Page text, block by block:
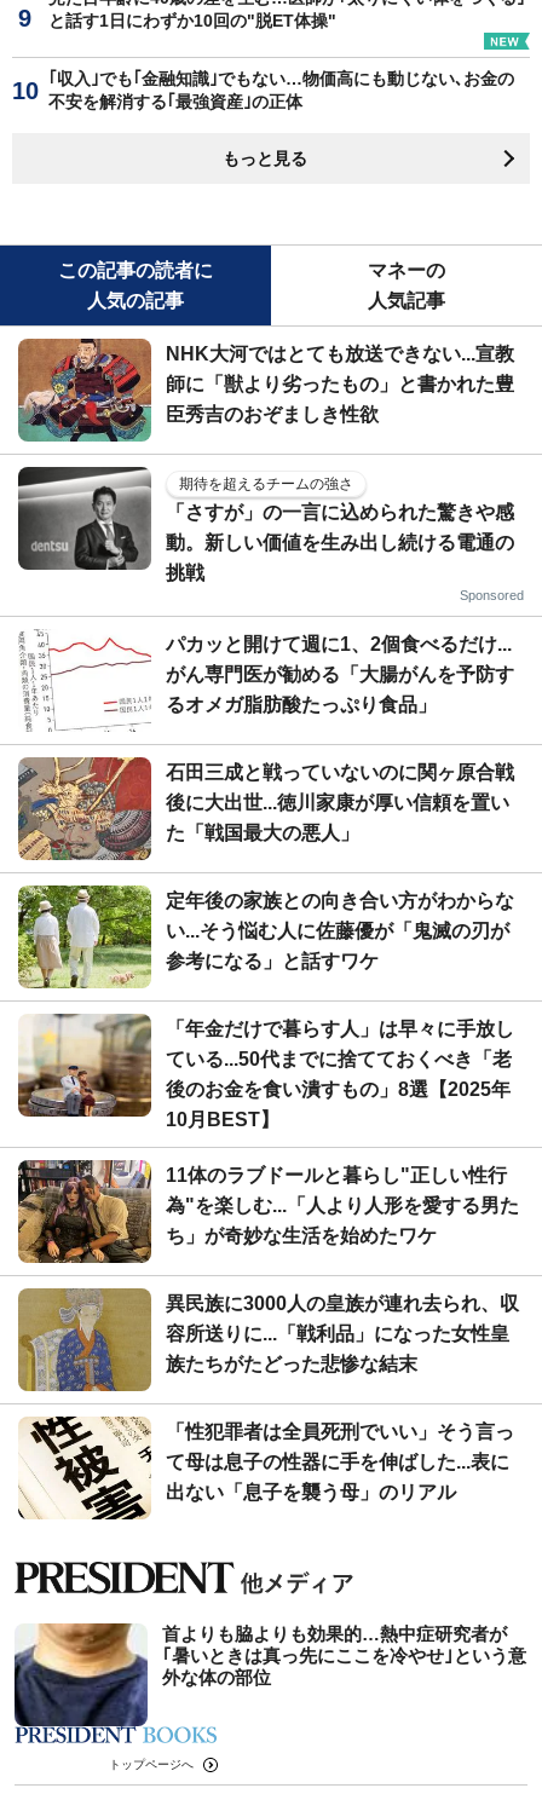
と話す1日にわずか10回の"脱ET体操"
｢収入｣でも｢金融知識｣でもない…物価高にも動じない､お金の
不安を解消する｢最強資産｣の正体
もっと見る
この記事の読者に
人気の記事
マネーの
人気記事
NHK大河ではとても放送できない...宣教
師に「獣より劣ったもの」と書かれた豊
臣秀吉のおぞましき性欲
期待を超えるチームの強さ
「さすが」の一言に込められた驚きや感
動。新しい価値を生み出し続ける電通の
挑戦
Sponsored
パカッと開けて週に1、2個食べるだけ...
がん専門医が勧める「大腸がんを予防す
るオメガ脂肪酸たっぷり食品」
石田三成と戦っていないのに関ヶ原合戦
後に大出世...徳川家康が厚い信頼を置い
た「戦国最大の悪人」
定年後の家族との向き合い方がわからな
い...そう悩む人に佐藤優が「鬼滅の刃が
参考になる」と話すワケ
「年金だけで暮らす人」は早々に手放し
ている...50代までに捨てておくべき「老
後のお金を食い潰すもの」8選【2025年
10月BEST】
11体のラブドールと暮らし"正しい性行
為"を楽しむ...「人より人形を愛する男た
ち」が奇妙な生活を始めたワケ
異民族に3000人の皇族が連れ去られ、収
容所送りに...「戦利品」になった女性皇
族たちがたどった悲惨な結末
「性犯罪者は全員死刑でいい」そう言っ
て母は息子の性器に手を伸ばした...表に
出ない「息子を襲う母」のリアル
首よりも脇よりも効果的…熱中症研究者が
｢暑いときは真っ先にここを冷やせ｣という意
外な体の部位
トップページへ